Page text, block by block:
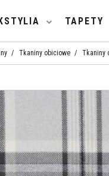
TAPETY
/ Tkaniny obiciowe / Tkaniny